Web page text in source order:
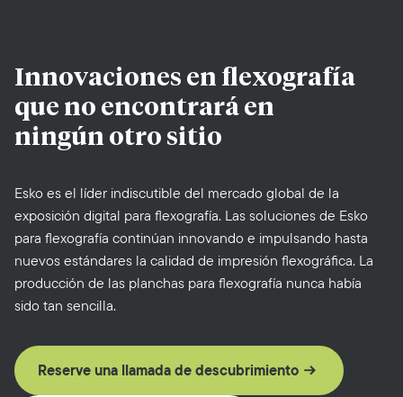
Innovaciones en flexografía
que no encontrará en
ningún otro sitio
Esko es el líder indiscutible del mercado global de la
exposición digital para flexografía. Las soluciones de Esko
para flexografía continúan innovando e impulsando hasta
nuevos estándares la calidad de impresión flexográfica. La
producción de las planchas para flexografía nunca había
sido tan sencilla.
Reserve una llamada de descubrimiento